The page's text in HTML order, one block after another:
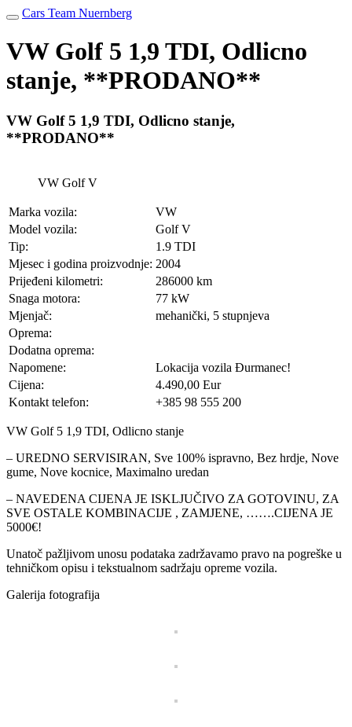
Cars Team Nuernberg
VW Golf 5 1,9 TDI, Odlicno
stanje, **PRODANO**
VW Golf 5 1,9 TDI, Odlicno stanje,
**PRODANO**
VW Golf V
Marka vozila:
VW
Model vozila:
Golf V
Tip:
1.9 TDI
Mjesec i godina proizvodnje: 2004
Prijeđeni kilometri:
286000 km
Snaga motora:
77 kW
Mjenjač:
mehanički, 5 stupnjeva
Oprema:
Dodatna oprema:
Napomene:
Lokacija vozila Đurmanec!
Cijena:
4.490,00 Eur
Kontakt telefon:
+385 98 555 200
VW Golf 5 1,9 TDI, Odlicno stanje
– UREDNO SERVISIRAN, Sve 100% ispravno, Bez hrdje, Nove
gume, Nove kocnice, Maximalno uredan
– NAVEDENA CIJENA JE ISKLJUČIVO ZA GOTOVINU, ZA
SVE OSTALE KOMBINACIJE , ZAMJENE, …….CIJENA JE
5000€!
Unatoč pažljivom unosu podataka zadržavamo pravo na pogreške u
tehničkom opisu i tekstualnom sadržaju opreme vozila.
Galerija fotografija